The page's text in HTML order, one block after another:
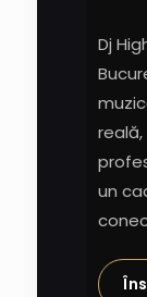
Dj
un